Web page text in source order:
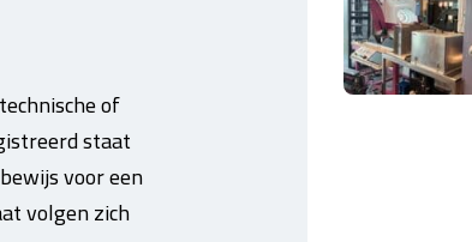
of
staat
voor een
volgen zich